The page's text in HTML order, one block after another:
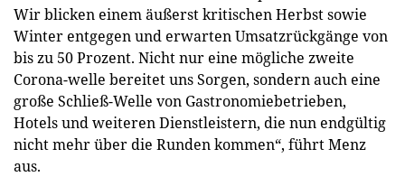
Wir blicken einem äußerst kritischen Herbst sowie
Winter entgegen und erwarten Umsatzrückgänge von
bis zu 50 Prozent. Nicht nur eine mögliche zweite
Corona-welle bereitet uns Sorgen, sondern auch eine
große Schließ-Welle von Gastronomiebetrieben,
Hotels und weiteren Dienstleistern, die nun endgültig
nicht mehr über die Runden kommen“, führt Menz
aus.